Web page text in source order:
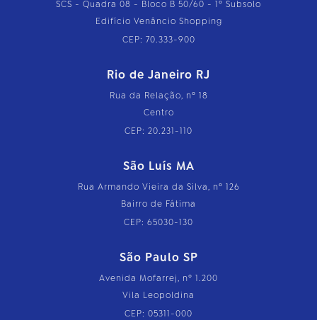
SCS - Quadra 08 - Bloco B 50/60 - 1º Subsolo
Edifício Venâncio Shopping
CEP: 70.333-900
Rio de Janeiro RJ
Rua da Relação, nº 18
Centro
CEP: 20.231-110
São Luís MA
Rua Armando Vieira da Silva, nº 126
Bairro de Fátima
CEP: 65030-130
São Paulo SP
Avenida Mofarrej, nº 1.200
Vila Leopoldina
CEP: 05311-000